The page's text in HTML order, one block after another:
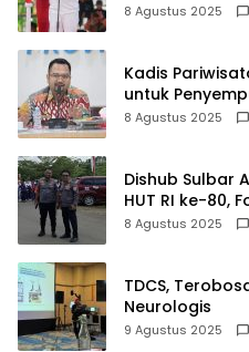
8 Agustus 2025
Kadis
untuk
Kreatif
8 Agustus 2025
Dishub Sulbar
HUT RI ke-80,
Kemacetan
8 Agustus 2025
TDCS,
Neurologis
9 Agustus 2025